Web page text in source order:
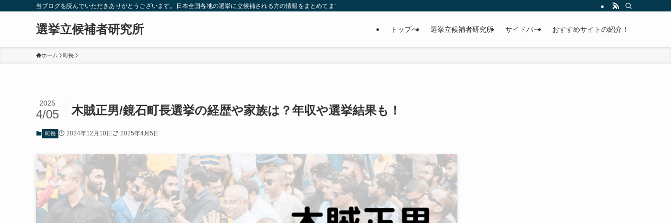
当ブログを読んでいただきありがとうございます。日本全国各地の選挙に立候補される方の情報をまとめてます。ぜひ、参考にして下さい。
選挙立候補者研究所 トップへ 選挙立候補者研究所 サイドバー おすすめサイトの紹介！
ホーム 町長
木賊正男/鏡石町長選挙の経歴や家族は？年収や選挙結果も！
2025
4/05
町長 2024年12月10日 2025年4月5日